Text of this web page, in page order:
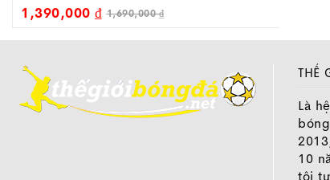
1,390,000 ₫ 1,690,000 ₫
THẾ
Là
10
tôi